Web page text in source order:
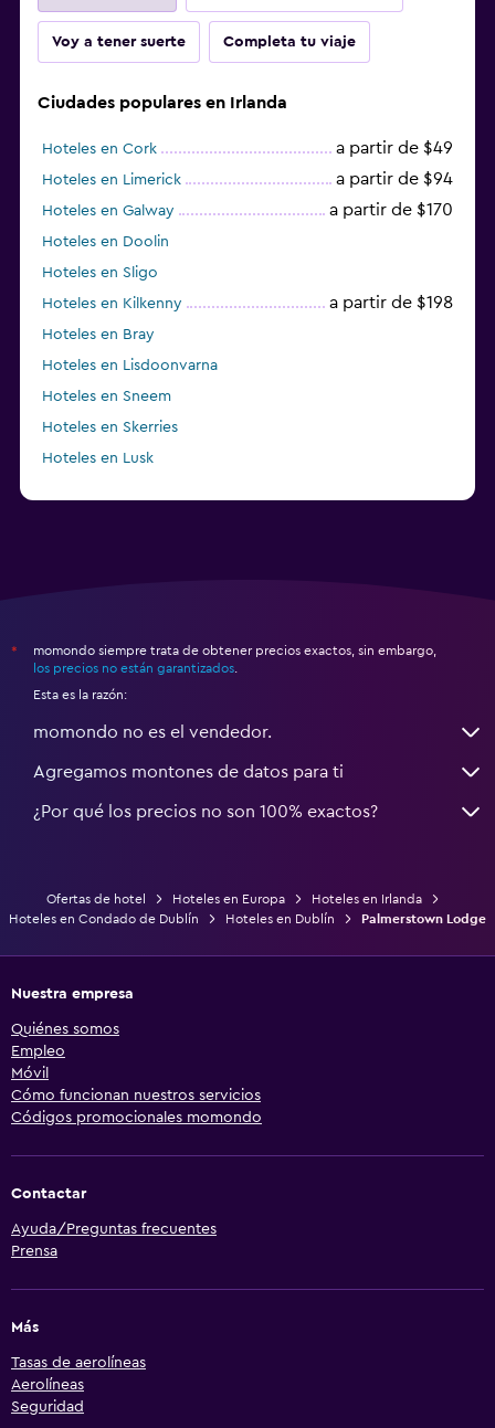
Voy a tener suerte Completa tu viaje
Ciudades populares en Irlanda
Hoteles en Cork a partir de $49
Hoteles en Limerick a partir de $94
Hoteles en Galway a partir de $170
Hoteles en Doolin
Hoteles en Sligo
Hoteles en Kilkenny
a partir de $198
Hoteles en Bray
Hoteles en Lisdoonvarna
Hoteles en Sneem
Hoteles en Skerries
Hoteles en Lusk
*
momondo siempre trata de obtener precios exactos, sin embargo,
los precios no están garantizados
Esta es la razón:
momondo no es el vendedor.
Agregamos montones de datos para ti
¿Por qué los precios no son 100% exactos?
Ofertas de hotel Hoteles en Europa
Hoteles en Irlanda
Hoteles en Condado de Dublín
Hoteles en Dublín Palmerstown Lodge
Nuestra empresa
Quiénes somos
Empleo
Móvil
Cómo funcionan nuestros servicios
Códigos promocionales momondo
Contactar
Ayuda/Preguntas frecuentes
Prensa
Más
Tasas de aerolíneas
Aerolíneas
Seguridad